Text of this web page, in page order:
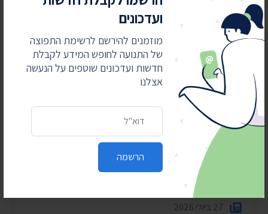
ועדכונים
מוזמנים להירשם לרשימת התפוצה
של התנועה לחופש המידע לקבלת
חדשות ועדכונים שוטפים על הנעשה
אצלנו
הרשמה
חדשות אחרונות
4 באוגוסט 2026
חשפנו: דוחות הביקורת על לימודי ליבה במוסדות
חרדיים
עתרנו וחשפנו: יומן הפגישות של השרה עידית סילמן
הוצאות מעונות ראש הממשלה ל-2025-2026
27 ביולי 2026